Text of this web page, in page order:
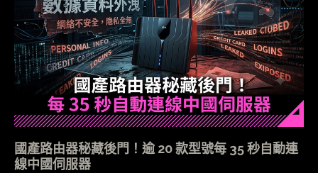
國產路由器秘藏後門！逾 20 款型號每 35 秒自動連
線中國伺服器